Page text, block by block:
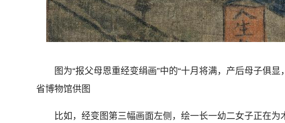
图为“报父母恩重经变绢画”中的“十月将满，产后母子俱显
省博物馆供图
比如，经变图第三幅画面左侧，绘一长一幼二女子正在为